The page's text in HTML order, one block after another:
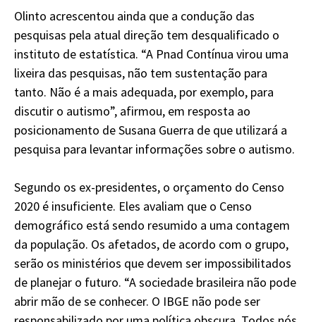
Olinto acrescentou ainda que a condução das
pesquisas pela atual direção tem desqualificado o
instituto de estatística. “A Pnad Contínua virou uma
lixeira das pesquisas, não tem sustentação para
tanto. Não é a mais adequada, por exemplo, para
discutir o autismo”, afirmou, em resposta ao
posicionamento de Susana Guerra de que utilizará a
pesquisa para levantar informações sobre o autismo.
Segundo os ex-presidentes, o orçamento do Censo
2020 é insuficiente. Eles avaliam que o Censo
demográfico está sendo resumido a uma contagem
da população. Os afetados, de acordo com o grupo,
serão os ministérios que devem ser impossibilitados
de planejar o futuro. “A sociedade brasileira não pode
abrir mão de se conhecer. O IBGE não pode ser